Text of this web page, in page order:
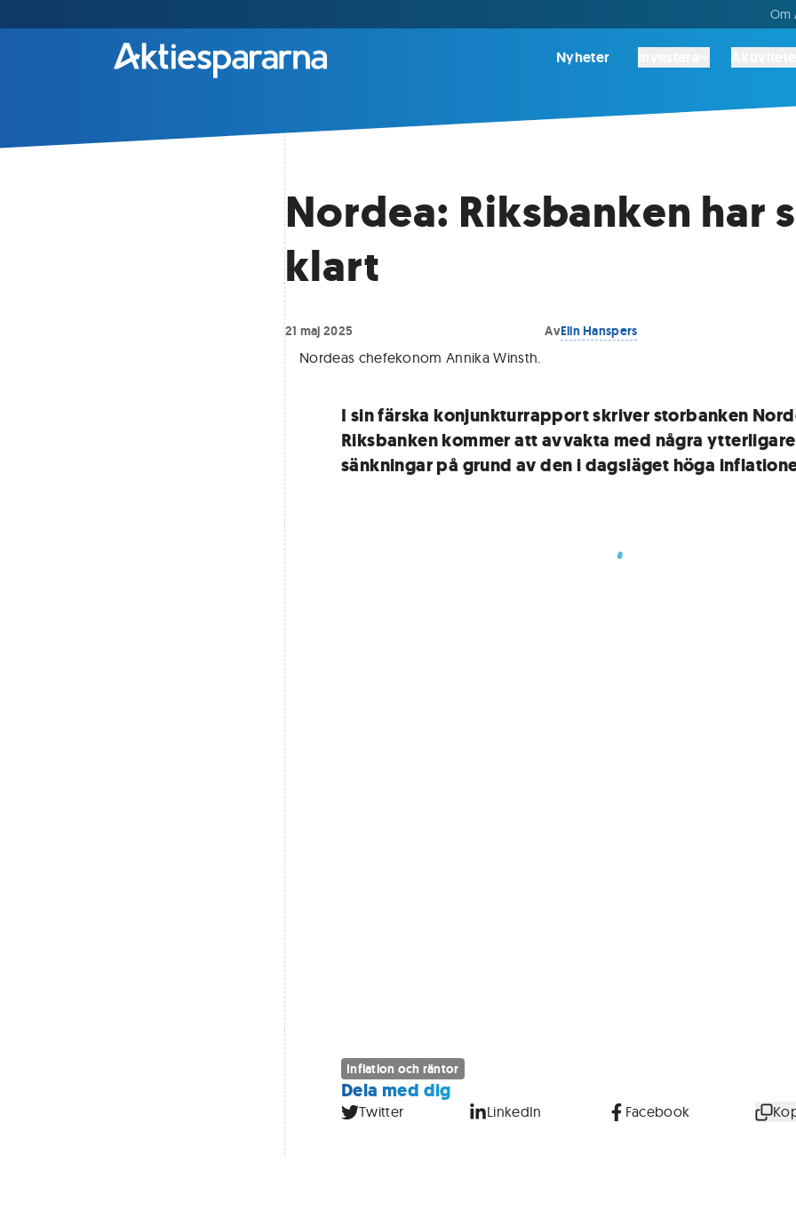
Om
Nyheter
Nordea: Riksbanken har
klart
21 maj 2025 AvElin Hanspers
Nordeas chefekonom Annika Winsth.
I sin färska konjunkturrapport skriver storbanken
Riksbanken kommer att avvakta med några ytterligare
sänkningar på grund av den i dagsläget höga
Inflation och räntor
Dela med dig
Twitter LinkedIn Facebook